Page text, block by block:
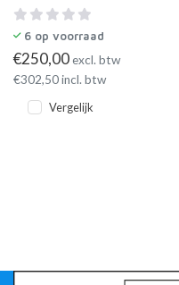
6 op voorraad
€250,00excl. btw
€302,50incl. btw
Vergelijk